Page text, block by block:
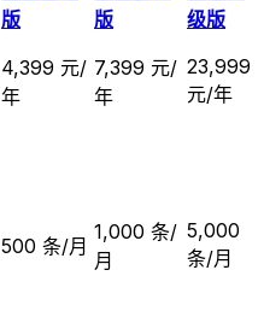
版
版
级版
4,399 元/
年
7,399 元/
年
23,999
元/年
500 条/月
1,000 条/
月
5,000
条/月